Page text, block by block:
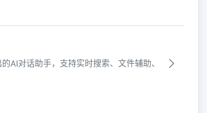
AI对话助手，支持实时搜索、文件辅助、